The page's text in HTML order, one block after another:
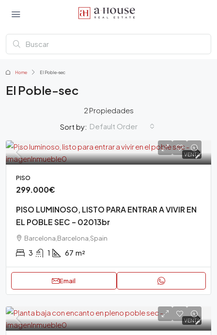
Home El Poble-sec
El Poble-sec
2 Propiedades
Sort by: Default Order
VENTA
PISO
299.000€
PISO LUMINOSO, LISTO PARA ENTRAR A VIVIR EN
EL POBLE SEC – 02013br
Barcelona,Barcelona,Spain
3 1 67 m²
Email
VENTA